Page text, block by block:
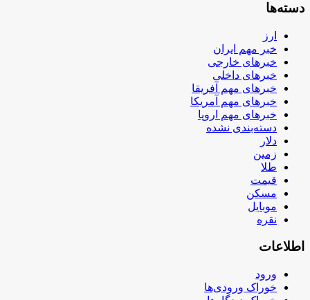
دسته‌ها
ارز
خبر مهم ایران
خبرهای خارجی
خبرهای داخلی
خبرهای مهم آفریقا
خبرهای مهم آمریکا
خبرهای مهم اروپا
دسته‌بندی نشده
دلار
زمین
طلا
قیمت
مسکن
موبایل
نقره
اطلاعات
ورود
خوراک ورودی‌ها